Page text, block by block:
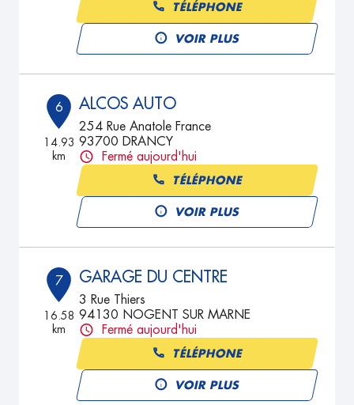
TÉLÉPHONE
VOIR PLUS
6
14.93
km
ALCOS AUTO
254 Rue Anatole France
93700 DRANCY
Fermé aujourd'hui
TÉLÉPHONE
VOIR PLUS
7
16.58
km
GARAGE DU CENTRE
3 Rue Thiers
94130 NOGENT SUR MARNE
Fermé aujourd'hui
TÉLÉPHONE
VOIR PLUS